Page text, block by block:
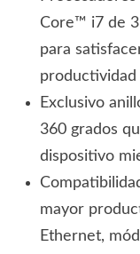
Core™ i7 de
para
productividad
Exclusivo
360 grados
dispositivo
mayor
Ethernet,